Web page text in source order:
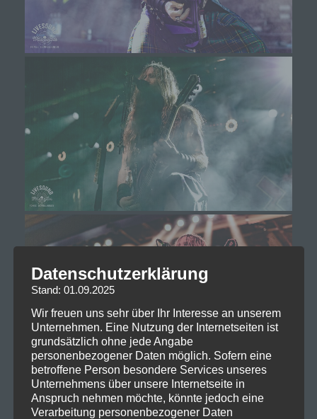
Datenschutzerklärung
Stand: 01.09.2025
Wir freuen uns sehr über Ihr Interesse an unserem
Unternehmen. Eine Nutzung der Internetseiten ist
grundsätzlich ohne jede Angabe
personenbezogener Daten möglich. Sofern eine
betroffene Person besondere Services unseres
Unternehmens über unsere Internetseite in
Anspruch nehmen möchte, könnte jedoch eine
Verarbeitung personenbezogener Daten